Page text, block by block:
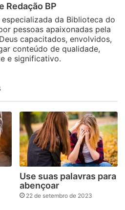
Redação BP
da Biblioteca do
pessoas apaixonadas pela
capacitados, envolvidos,
conteúdo de qualidade,
e significativo.
Use suas palavras para
abençoar
22 de setembro de 2023